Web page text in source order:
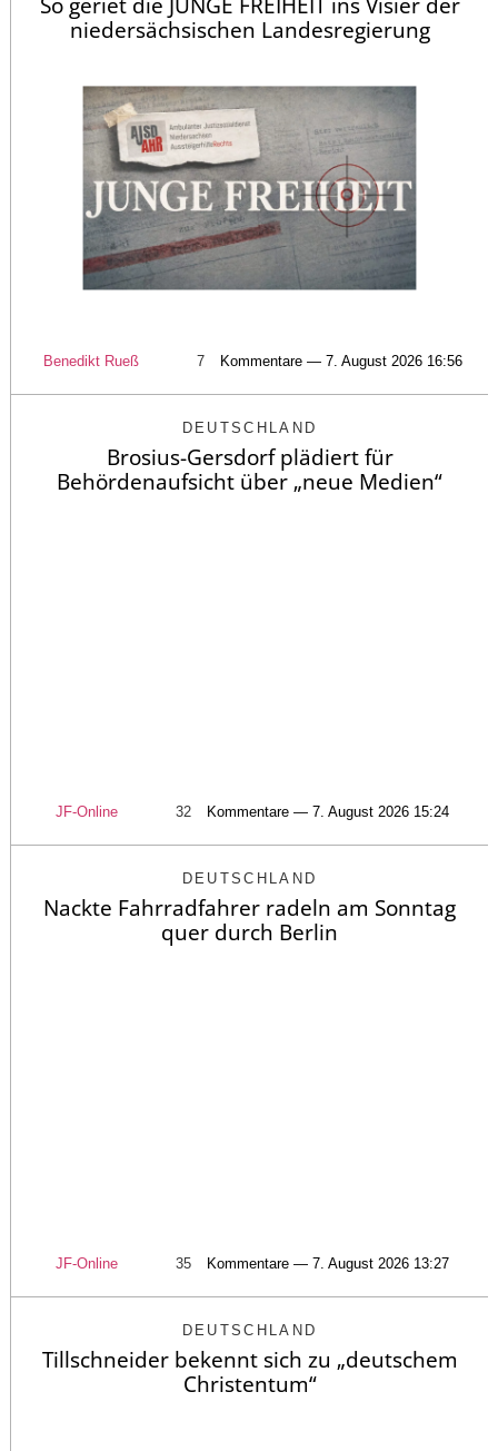
niedersächsischen Landesregierung
Benedikt Rueß 7 Kommentare — 7. August 2026 16:56
DEUTSCHLAND
Brosius-Gersdorf plädiert für
Behördenaufsicht über „neue Medien“
JF-Online 32 Kommentare — 7. August 2026 15:24
DEUTSCHLAND
Nackte Fahrradfahrer radeln am Sonntag
quer durch Berlin
JF-Online 35 Kommentare — 7. August 2026 13:27
DEUTSCHLAND
Tillschneider bekennt sich zu „deutschem
Christentum“